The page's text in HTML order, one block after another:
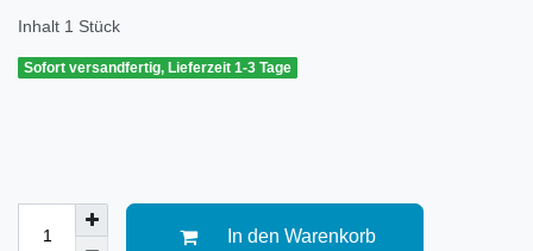
Inhalt 1 Stück
Sofort versandfertig, Lieferzeit 1-3 Tage
In den Warenkorb